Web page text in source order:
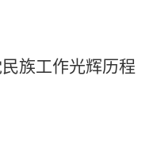
族工作光辉历程